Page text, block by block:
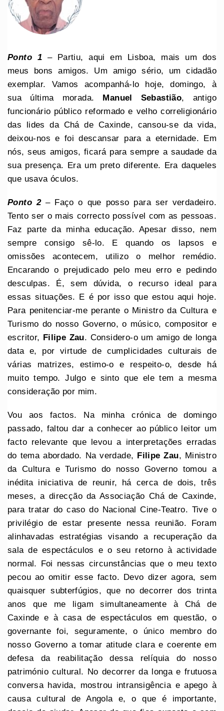
Ponto 1 – Partiu, aqui em Lisboa, mais um dos
meus bons amigos. Um amigo sério, um cidadão
exemplar. Vamos acompanhá-lo hoje, domingo, à
sua última morada. Manuel Sebastião, antigo
funcionário público reformado e velho correligionário
das lides da Chá de Caxinde, cansou-se da vida,
deixou-nos e foi descansar para a eternidade. Em
nós, seus amigos, ficará para sempre a saudade da
sua presença. Era um preto diferente. Era daqueles
que usava óculos.
Ponto 2 – Faço o que posso para ser verdadeiro.
Tento ser o mais correcto possível com as pessoas.
Faz parte da minha educação. Apesar disso, nem
sempre consigo sê-lo. E quando os lapsos e
omissões acontecem, utilizo o melhor remédio.
Encarando o prejudicado pelo meu erro e pedindo
desculpas. É, sem dúvida, o recurso ideal para
essas situações. E é por isso que estou aqui hoje.
Para penitenciar-me perante o Ministro da Cultura e
Turismo do nosso Governo, o músico, compositor e
escritor, Filipe Zau. Considero-o um amigo de longa
data e, por virtude de cumplicidades culturais de
várias matrizes, estimo-o e respeito-o, desde há
muito tempo. Julgo e sinto que ele tem a mesma
consideração por mim.
Vou aos factos. Na minha crónica de domingo
passado, faltou dar a conhecer ao público leitor um
facto relevante que levou a interpretações erradas
do tema abordado. Na verdade, Filipe Zau, Ministro
da Cultura e Turismo do nosso Governo tomou a
inédita iniciativa de reunir, há cerca de dois, três
meses, a direcção da Associação Chá de Caxinde,
para tratar do caso do Nacional Cine-Teatro. Tive o
privilégio de estar presente nessa reunião. Foram
alinhavadas estratégias visando a recuperação da
sala de espectáculos e o seu retorno à actividade
normal. Foi nessas circunstâncias que o meu texto
pecou ao omitir esse facto. Devo dizer agora, sem
quaisquer subterfúgios, que no decorrer dos trinta
anos que me ligam simultaneamente à Chá de
Caxinde e à casa de espectáculos em questão, o
governante foi, seguramente, o único membro do
nosso Governo a tomar atitude clara e coerente em
defesa da reabilitação dessa relíquia do nosso
património cultural. No decorrer da longa e frutuosa
conversa havida, mostrou intransigência e apego à
causa cultural de Angola e, o que é importante,